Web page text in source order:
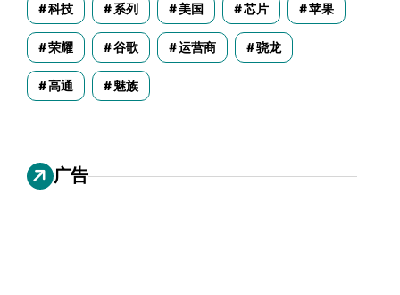
科技 系列 美国 芯片 苹果
荣耀 谷歌 运营商 骁龙
高通 魅族
广告